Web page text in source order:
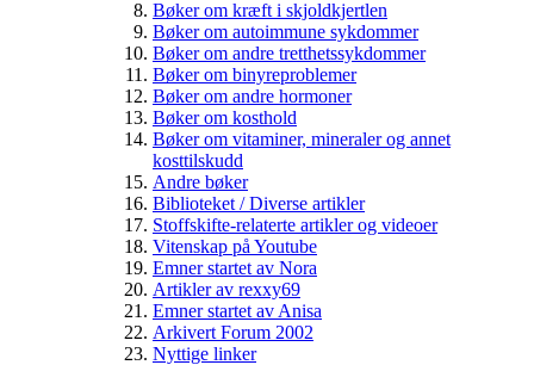
Bøker om kræft i skjoldkjertlen
Bøker om autoimmune sykdommer
Bøker om andre tretthetssykdommer
Bøker om binyreproblemer
Bøker om andre hormoner
Bøker om kosthold
Bøker om vitaminer, mineraler og annet
kosttilskudd
Andre bøker
Biblioteket / Diverse artikler
Stoffskifte-relaterte artikler og videoer
Vitenskap på Youtube
Emner startet av Nora
Artikler av rexxy69
Emner startet av Anisa
Arkivert Forum 2002
Nyttige linker